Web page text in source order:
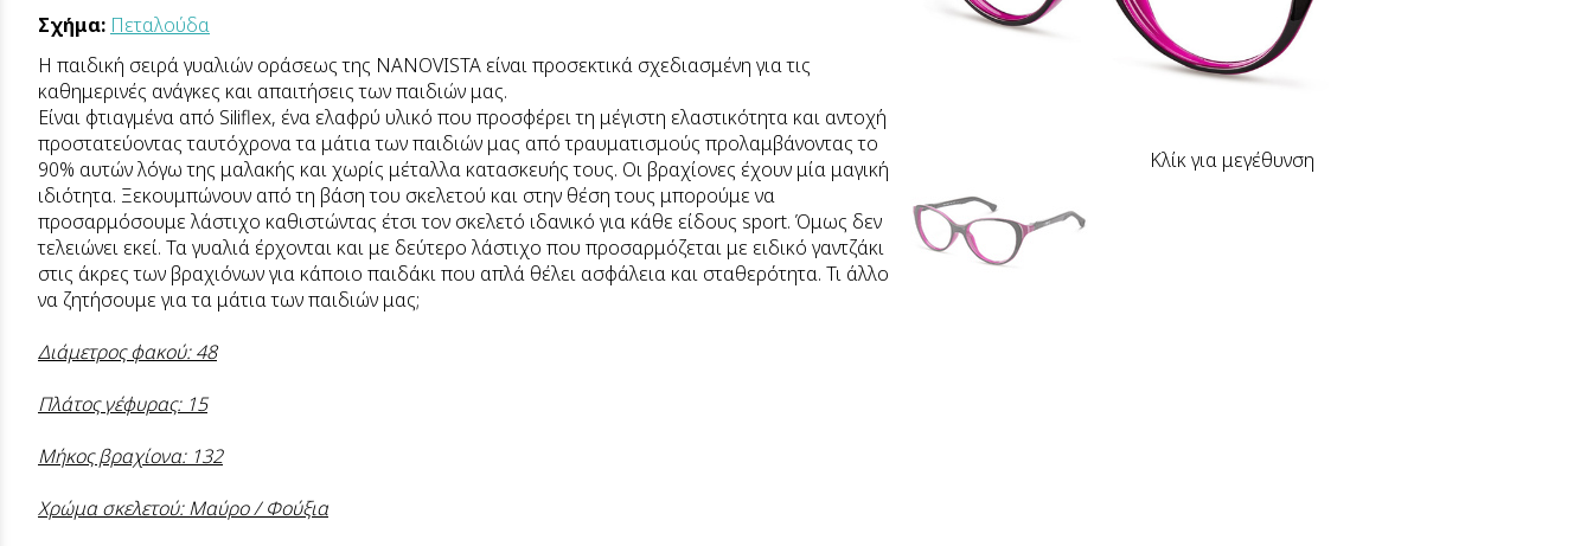
Κλίκ για μεγέθυνση
Σχήμα: Πεταλούδα
Η παιδική σειρά γυαλιών οράσεως της NANOVISTA είναι προσεκτικά σχεδιασμένη για τις
καθημερινές ανάγκες και απαιτήσεις των παιδιών μας.
Είναι φτιαγμένα από Siliflex, ένα ελαφρύ υλικό που προσφέρει τη μέγιστη ελαστικότητα και αντοχή
προστατεύοντας ταυτόχρονα τα μάτια των παιδιών μας από τραυματισμούς προλαμβάνοντας το
90% αυτών λόγω της μαλακής και χωρίς μέταλλα κατασκευής τους. Οι βραχίονες έχουν μία μαγική
ιδιότητα. Ξεκουμπώνουν από τη βάση του σκελετού και στην θέση τους μπορούμε να
προσαρμόσουμε λάστιχο καθιστώντας έτσι τον σκελετό ιδανικό για κάθε είδους sport. Όμως δεν
τελειώνει εκεί. Τα γυαλιά έρχονται και με δεύτερο λάστιχο που προσαρμόζεται με ειδικό γαντζάκι
στις άκρες των βραχιόνων για κάποιο παιδάκι που απλά θέλει ασφάλεια και σταθερότητα. Τι άλλο
να ζητήσουμε για τα μάτια των παιδιών μας;
Διάμετρος φακού: 48
Πλάτος γέφυρας: 15
Μήκος βραχίονα: 132
Χρώμα σκελετού: Μαύρο / Φούξια